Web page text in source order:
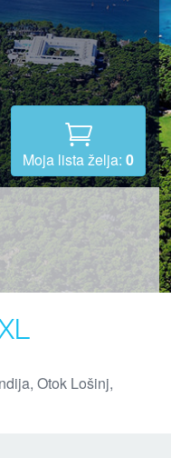
Moja lista želja: 0
Otok Lošinj,